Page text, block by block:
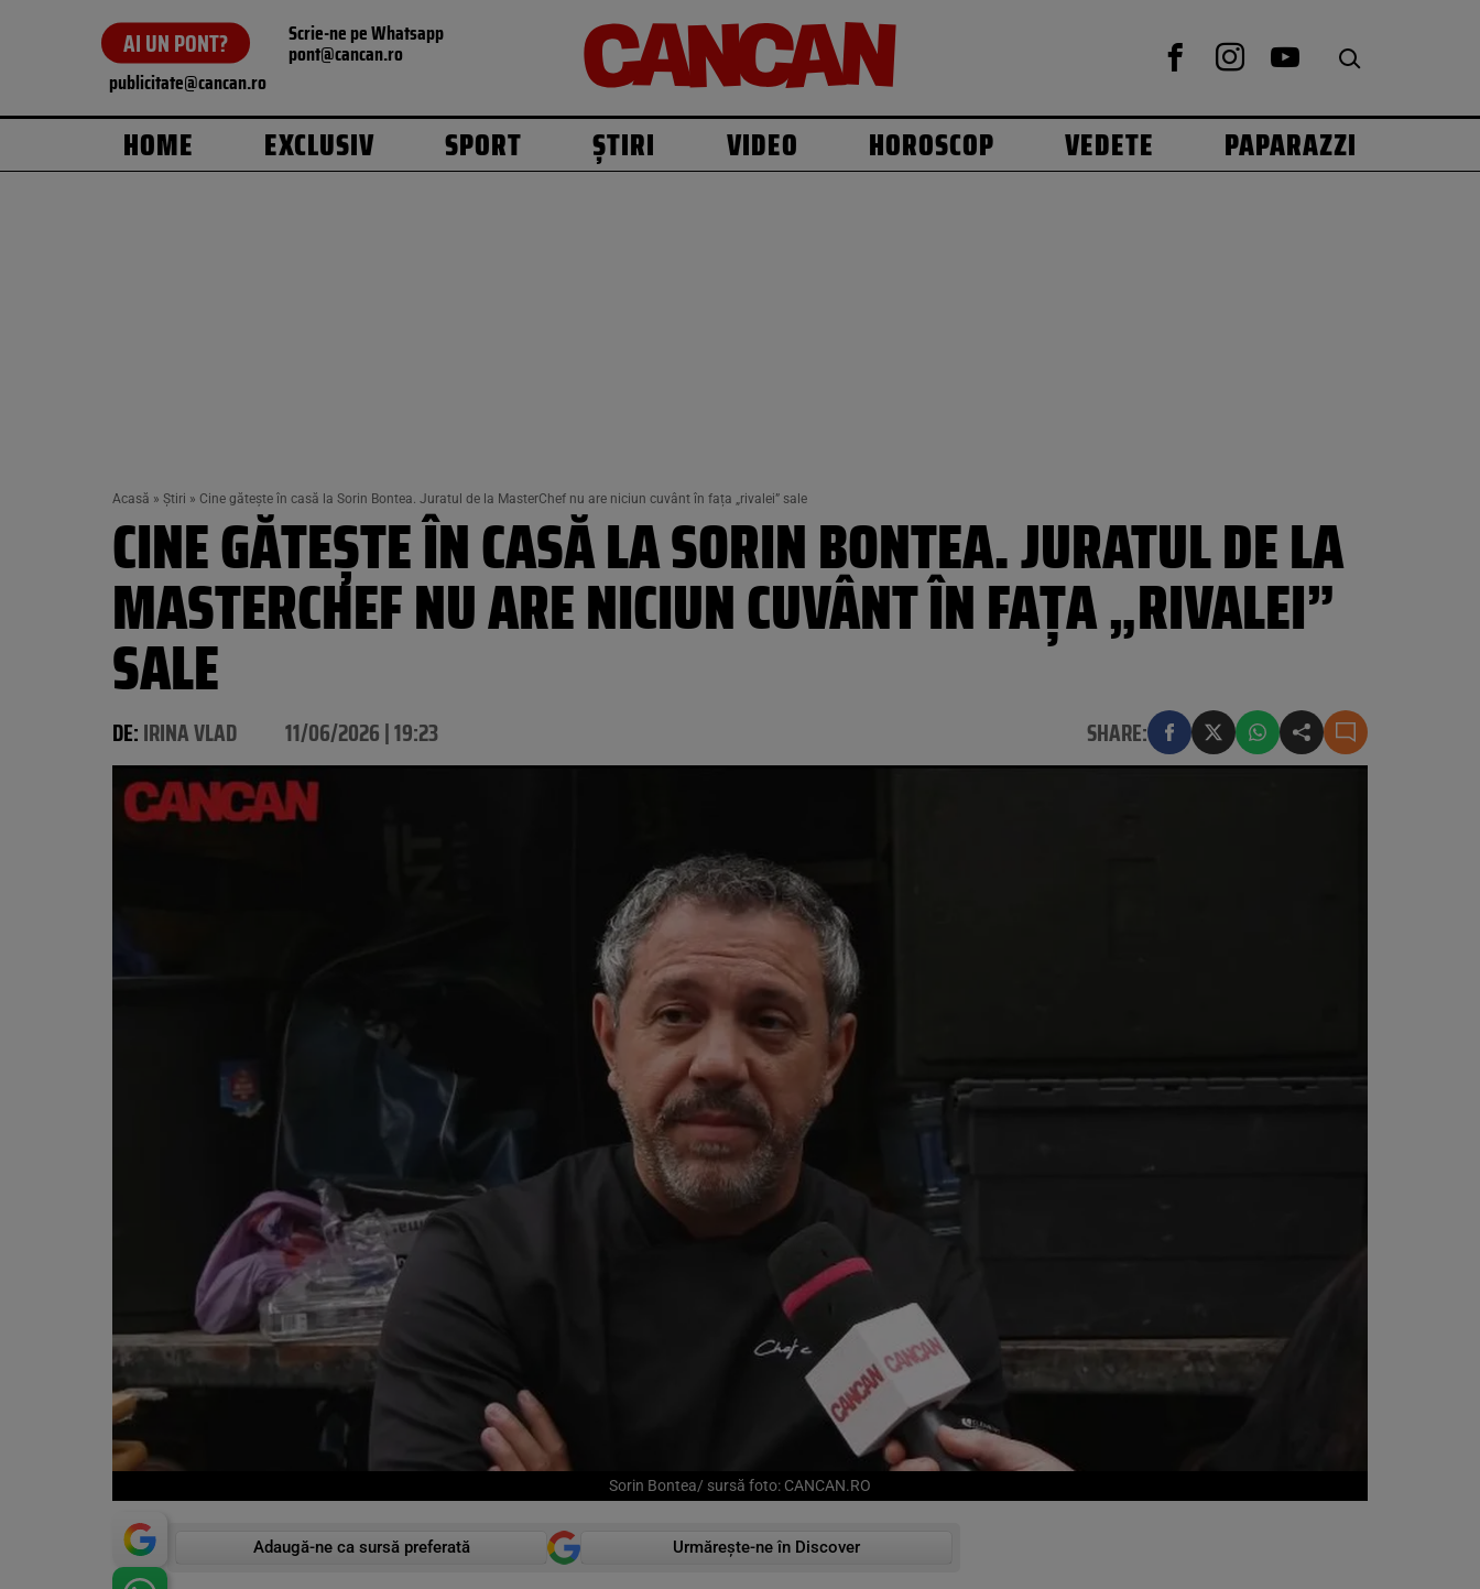
AI UN PONT? Scrie-ne pe Whatsapp
pont@cancan.ro
publicitate@cancan.ro
HOME EXCLUSIV SPORT ȘTIRI VIDEO HOROSCOP VEDETE PAPARAZZI
Acasă » Știri » Cine gătește în casă la Sorin Bontea. Juratul de la MasterChef nu are niciun cuvânt în fața „rivalei” sale
CINE GĂTEȘTE ÎN CASĂ LA SORIN BONTEA. JURATUL DE LA
MASTERCHEF NU ARE NICIUN CUVÂNT ÎN FAȚA „RIVALEI”
SALE
DE:IRINA VLAD 11/06/2026 | 19:23 SHARE:
Sorin Bontea/ sursă foto: CANCAN.RO
Adaugă-ne ca sursă preferată Urmărește-ne în Discover